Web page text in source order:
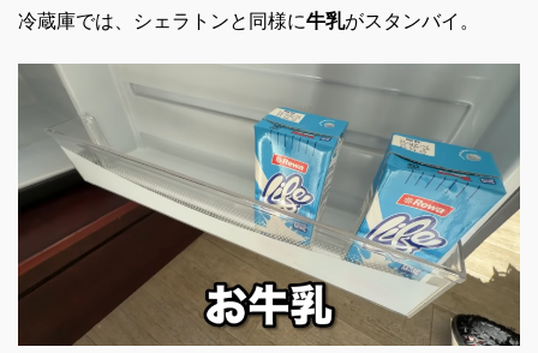
冷蔵庫では、シェラトンと同様に牛乳がスタンバイ。